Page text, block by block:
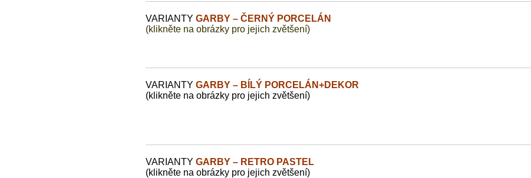
VARIANTY GARBY – ČERNÝ PORCELÁN
(klikněte na obrázky pro jejich zvětšení)
VARIANTY GARBY – BÍLÝ PORCELÁN+DEKOR
(klikněte na obrázky pro jejich zvětšení)
VARIANTY GARBY – RETRO PASTEL
(klikněte na obrázky pro jejich zvětšení)